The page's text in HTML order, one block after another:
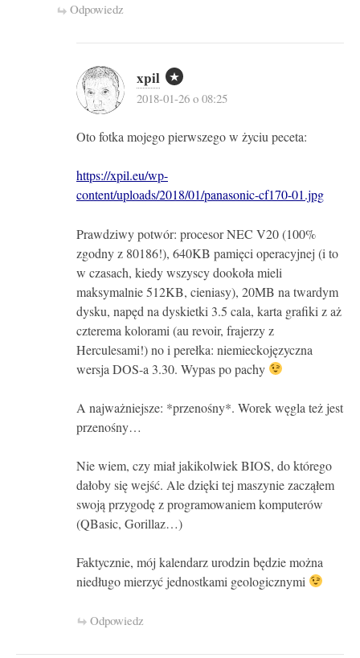
Odpowiedz
xpil
2018-01-26 o 08:25
Oto fotka mojego pierwszego w życiu peceta:
https://xpil.eu/wp-
content/uploads/2018/01/panasonic-cf170-01.jpg
Prawdziwy potwór: procesor NEC V20 (100%
zgodny z 80186!), 640KB pamięci operacyjnej (i to
w czasach, kiedy wszyscy dookoła mieli
maksymalnie 512KB, cieniasy), 20MB na twardym
dysku, napęd na dyskietki 3.5 cala, karta grafiki z aż
czterema kolorami (au revoir, frajerzy z
Herculesami!) no i perełka: niemieckojęzyczna
wersja DOS-a 3.30. Wypas po pachy
A najważniejsze: *przenośny*. Worek węgla też jest
przenośny…
Nie wiem, czy miał jakikolwiek BIOS, do którego
dałoby się wejść. Ale dzięki tej maszynie zacząłem
swoją przygodę z programowaniem komputerów
(QBasic, Gorillaz…)
Faktycznie, mój kalendarz urodzin będzie można
niedługo mierzyć jednostkami geologicznymi
Odpowiedz